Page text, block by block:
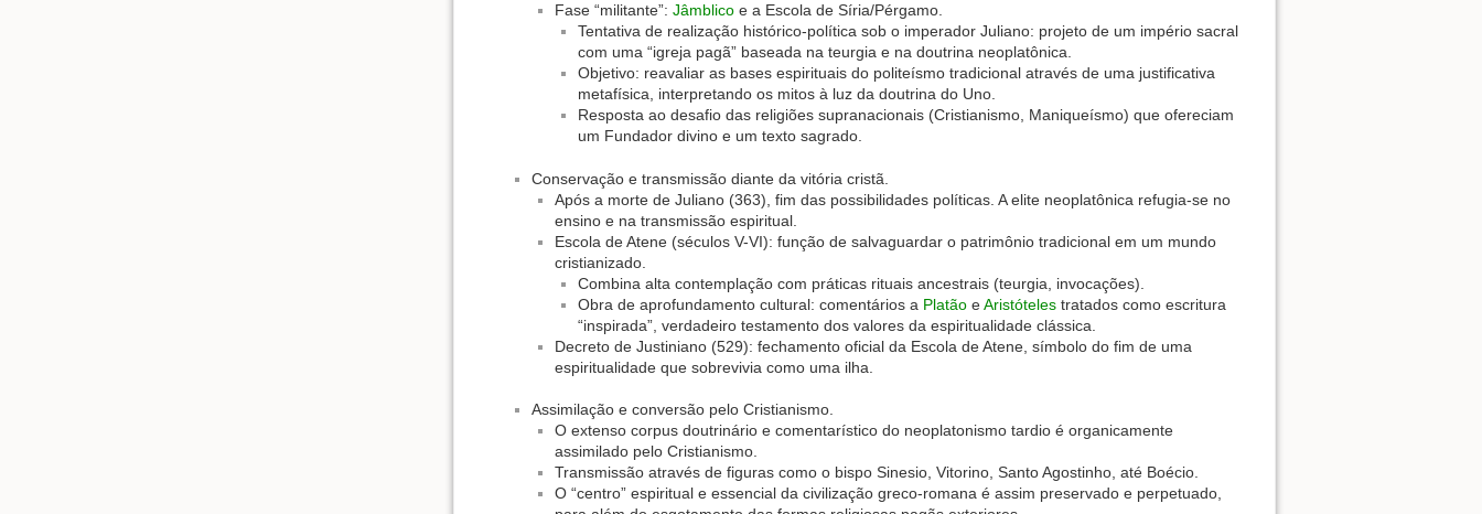
Fase “militante”: Jâmblico e a Escola de Síria/Pérgamo.
Tentativa de realização histórico-política sob o imperador Juliano: projeto de um império sacral
com uma “igreja pagã” baseada na teurgia e na doutrina neoplatônica.
Objetivo: reavaliar as bases espirituais do politeísmo tradicional através de uma justificativa
metafísica, interpretando os mitos à luz da doutrina do Uno.
Resposta ao desafio das religiões supranacionais (Cristianismo, Maniqueísmo) que ofereciam
um Fundador divino e um texto sagrado.
Conservação e transmissão diante da vitória cristã.
Após a morte de Juliano (363), fim das possibilidades políticas. A elite neoplatônica refugia-se no
ensino e na transmissão espiritual.
Escola de Atene (séculos V-VI): função de salvaguardar o patrimônio tradicional em um mundo
cristianizado.
Combina alta contemplação com práticas rituais ancestrais (teurgia, invocações).
Obra de aprofundamento cultural: comentários a Platão eAristóteles tratados como escritura
“inspirada”, verdadeiro testamento dos valores da espiritualidade clássica.
Decreto de Justiniano (529): fechamento oficial da Escola de Atene, símbolo do fim de uma
espiritualidade que sobrevivia como uma ilha.
Assimilação e conversão pelo Cristianismo.
O extenso corpus doutrinário e comentarístico do neoplatonismo tardio é organicamente
assimilado pelo Cristianismo.
Transmissão através de figuras como o bispo Sinesio, Vitorino, Santo Agostinho, até Boécio.
O “centro” espiritual e essencial da civilização greco-romana é assim preservado e perpetuado,